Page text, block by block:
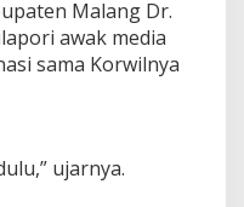
Malang Dr.
awak media
sama Korwilnya
ujarnya.